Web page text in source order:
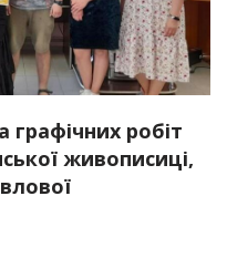
робіт
живописиці,